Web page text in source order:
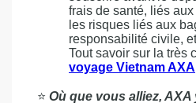
frais de santé, liés
les risques liés aux
responsabilité civile,
Tout savoir sur la très
voyage Vietnam AXA
⭐ Où que vous alliez, AXA